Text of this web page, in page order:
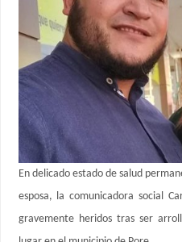
En delicado estado de salud
esposa, la comunicadora social
gravemente heridos tras ser